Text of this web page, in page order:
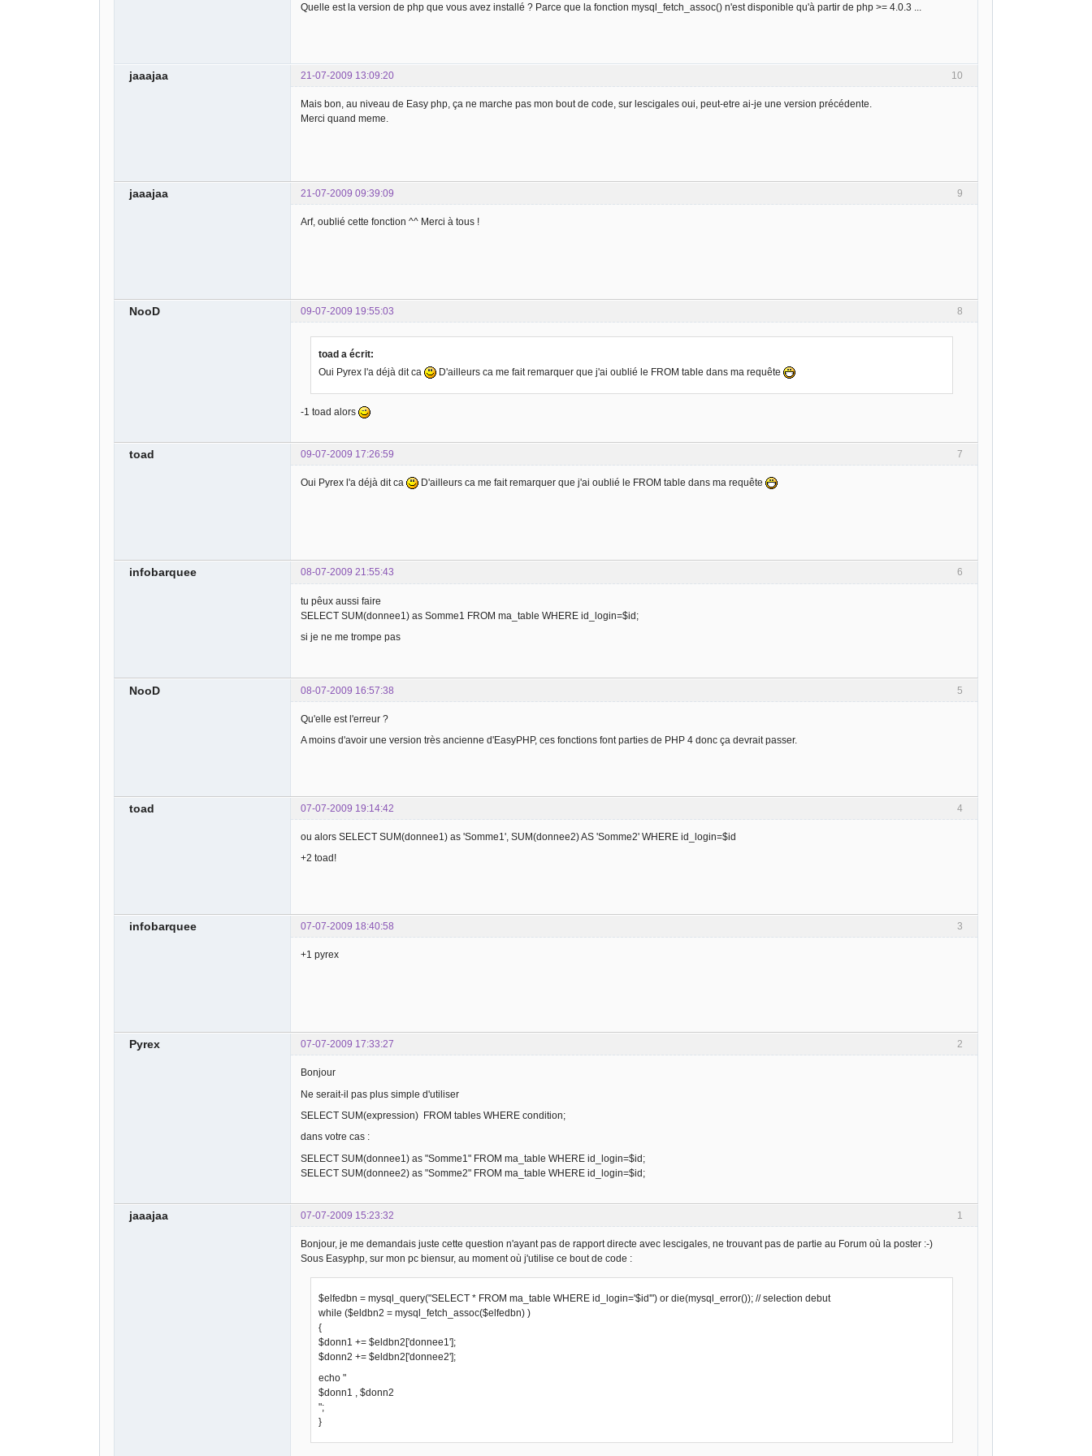
Quelle est la version de php que vous avez installé ? Parce que la fonction mysql_fetch_assoc() n'est disponible qu'à partir de php >= 4.0.3 ...
10
jaaajaa 21-07-2009 13:09:20
Mais bon, au niveau de Easy php, ça ne marche pas mon bout de code, sur lescigales oui, peut-etre ai-je une version précédente.
Merci quand meme.
9
jaaajaa 21-07-2009 09:39:09
Arf, oublié cette fonction ^^ Merci à tous !
8
NooD 09-07-2009 19:55:03
toad a écrit:
Oui Pyrex l'a déjà dit ca
D'ailleurs ca me fait remarquer que j'ai oublié le FROM table dans ma requête
-1 toad alors
7
toad 09-07-2009 17:26:59
Oui Pyrex l'a déjà dit ca D'ailleurs ca me fait remarquer que j'ai oublié le FROM table dans ma requête
6
infobarquee 08-07-2009 21:55:43
tu pêux aussi faire
SELECT SUM(donnee1) as Somme1 FROM ma_table WHERE id_login=$id;
si je ne me trompe pas
5
NooD 08-07-2009 16:57:38
Qu'elle est l'erreur ?
A moins d'avoir une version très ancienne d'EasyPHP, ces fonctions font parties de PHP 4 donc ça devrait passer.
4
toad 07-07-2009 19:14:42
ou alors SELECT SUM(donnee1) as 'Somme1', SUM(donnee2) AS 'Somme2' WHERE id_login=$id
+2 toad!
3
infobarquee 07-07-2009 18:40:58
+1 pyrex
2
Pyrex 07-07-2009 17:33:27
Bonjour
Ne serait-il pas plus simple d'utiliser
SELECT SUM(expression) FROM tables WHERE condition;
dans votre cas :
SELECT SUM(donnee1) as "Somme1" FROM ma_table WHERE id_login=$id;
SELECT SUM(donnee2) as "Somme2" FROM ma_table WHERE id_login=$id;
1
jaaajaa 07-07-2009 15:23:32
Bonjour, je me demandais juste cette question n'ayant pas de rapport directe avec lescigales, ne trouvant pas de partie au Forum où la poster :-)
Sous Easyphp, sur mon pc biensur, au moment où j'utilise ce bout de code :
$elfedbn = mysql_query("SELECT * FROM ma_table WHERE id_login='$id'") or die(mysql_error()); // selection debut
while ($eldbn2 = mysql_fetch_assoc($elfedbn) )
{
$donn1 += $eldbn2['donnee1'];
$donn2 += $eldbn2['donnee2'];
echo "
$donn1 , $donn2
";
}